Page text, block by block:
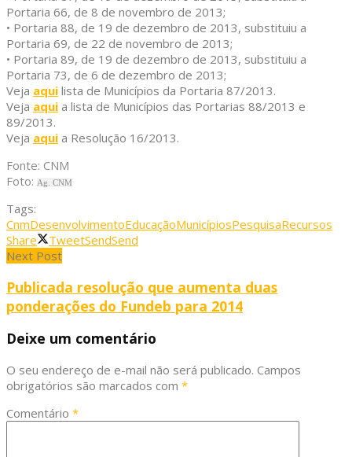
Portaria 66, de 8 de novembro de 2013;
• Portaria 88, de 19 de dezembro de 2013, substituiu a
Portaria 69, de 22 de novembro de 2013;
• Portaria 89, de 19 de dezembro de 2013, substituiu a
Portaria 73, de 6 de dezembro de 2013;
Veja aqui lista de Municípios da Portaria 87/2013.
Veja aqui a lista de Municípios das Portarias 88/2013 e
89/2013.
Veja aqui a Resolução 16/2013.
Fonte: CNM
Foto: Ag. CNM
Tags:
CnmDesenvolvimentoEducaçãoMunicípiosPesquisaRecursos
Share
TweetSendSend
Next Post
Publicada resolução que aumenta duas
ponderações do Fundeb para 2014
Deixe um comentário
O seu endereço de e-mail não será publicado. Campos
obrigatórios são marcados com *
Comentário *